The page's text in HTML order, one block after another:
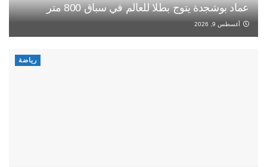
عماد بوشجدة يتوج بطلا للعالم في سباق 800 متر
أغسطس 9, 2026
رياضة